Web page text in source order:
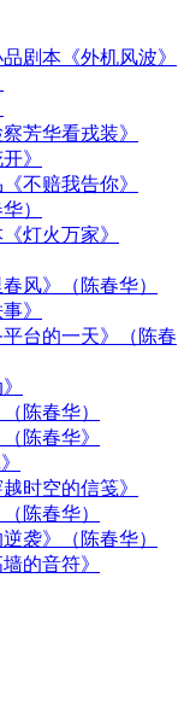
剧本《外机风波》
芳华看戎装》
》
不赔我告你》
）
灯火万家》
风》（陈春华）
》
台的一天》（陈春
陈春华）
陈春华》
时空的信笺》
陈春华）
袭》（陈春华）
的音符》